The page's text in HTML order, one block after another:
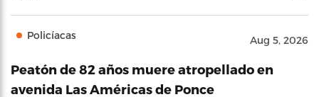
Policíacas Aug 5, 2026
Peatón de 82 años muere atropellado en
avenida Las Américas de Ponce